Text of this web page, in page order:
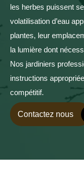
les herbes puissent
volatilisation d’eau
plantes, leur
la lumière dont
Nos jardiniers
instructions
compétitif.
Contactez nous